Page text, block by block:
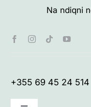
Na ndiqni
+355 69 45 24 514